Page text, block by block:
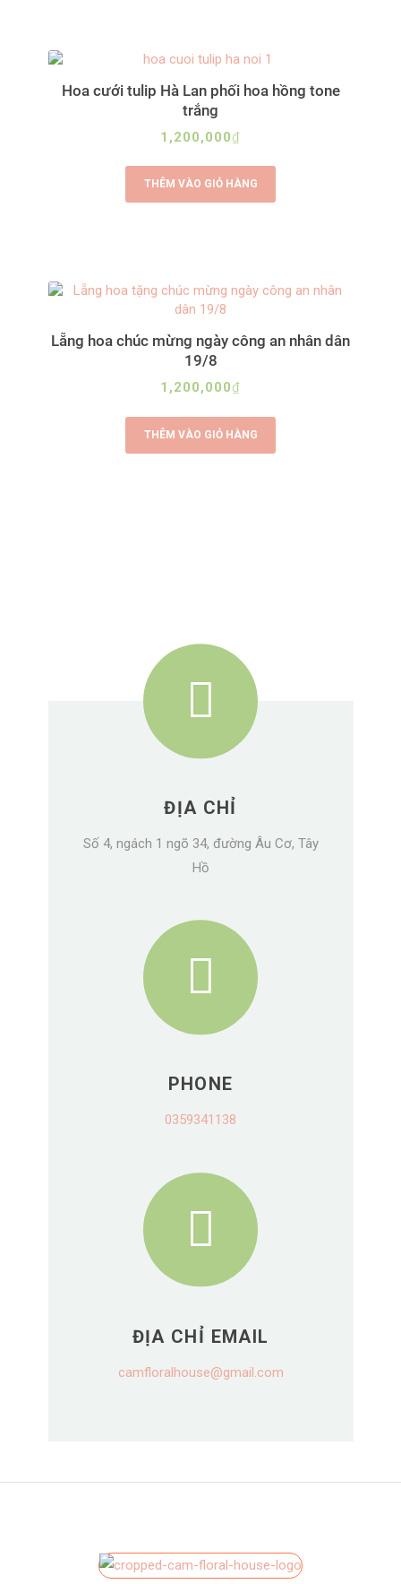
Hoa cưới tulip Hà Lan phối hoa hồng tone
trắng
1,200,000₫
THÊM VÀO GIỎ HÀNG
Lẵng hoa chúc mừng ngày công an nhân dân
19/8
1,200,000₫
THÊM VÀO GIỎ HÀNG
ĐỊA CHỈ
Số 4, ngách 1 ngõ 34, đường Âu Cơ, Tây
Hồ
PHONE
0359341138
ĐỊA CHỈ EMAIL
camfloralhouse@gmail.com